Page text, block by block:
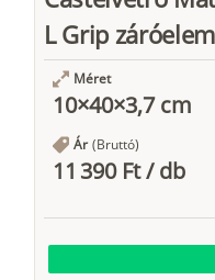
L Grip záróelem
Méret
10×40×3,7 cm
Ár (Bruttó)
11 390 Ft/db